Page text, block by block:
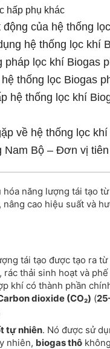
hấp phụ khác
của hệ thống
hệ thống lọc khí
pháp lọc khí Biogas
thống lọc Biogas
hệ thống lọc khí
về hệ thống lọc khí
Bộ – Đơn vị
hóa năng lượng tái tạo
cao hiệu suất và
tái tạo được tạo ra
thải sinh hoạt và
khí có thành phần
dioxide (CO₂) (
tự nhiên. Nó được sử
nhiên, biogas thô